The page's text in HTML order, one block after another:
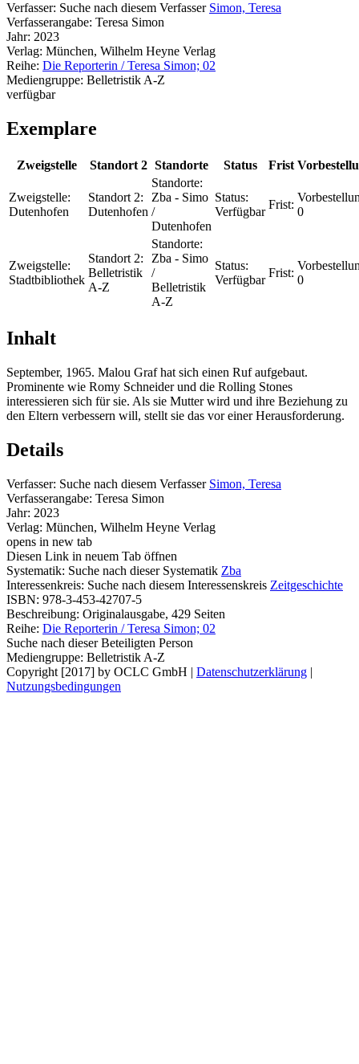
Verfasser: Suche nach diesem Verfasser Simon, Teresa
Verfasserangabe: Teresa Simon
Jahr: 2023
Verlag: München, Wilhelm Heyne Verlag
Reihe: Die Reporterin / Teresa Simon; 02
Mediengruppe: Belletristik A-Z
verfügbar
Exemplare
Zweigstelle Standort 2 Standorte Status Frist
Zweigstelle:
Dutenhofen
Standort 2:
Dutenhofen
Standorte:
Zba - Simo
/
Dutenhofen
Status:
Verfügbar
Frist:
0
Zweigstelle:
Stadtbibliothek
Standort 2:
Belletristik
A-Z
Standorte:
Zba - Simo
/
Belletristik
A-Z
Status:
Verfügbar
Frist:
0
Inhalt
September, 1965. Malou Graf hat sich einen Ruf aufgebaut.
Prominente wie Romy Schneider und die Rolling Stones
interessieren sich für sie. Als sie Mutter wird und ihre Beziehung zu
den Eltern verbessern will, stellt sie das vor einer Herausforderung.
Details
Verfasser: Suche nach diesem Verfasser Simon, Teresa
Verfasserangabe: Teresa Simon
Jahr: 2023
Verlag: München, Wilhelm Heyne Verlag
opens in new tab
Diesen Link in neuem Tab öffnen
Systematik: Suche nach dieser Systematik Zba
Interessenkreis: Suche nach diesem Interessenskreis Zeitgeschichte
ISBN: 978-3-453-42707-5
Beschreibung: Originalausgabe, 429 Seiten
Reihe: Die Reporterin / Teresa Simon; 02
Suche nach dieser Beteiligten Person
Mediengruppe: Belletristik A-Z
Copyright [2017] by OCLC GmbH | Datenschutzerklärung |
Nutzungsbedingungen